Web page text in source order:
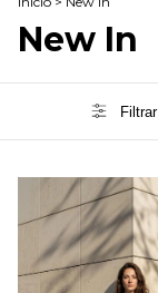
New In
Filtrar